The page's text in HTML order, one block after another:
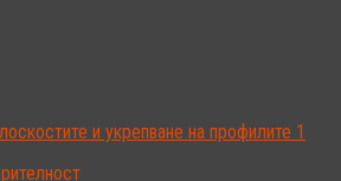
и укрепване на профилите 1